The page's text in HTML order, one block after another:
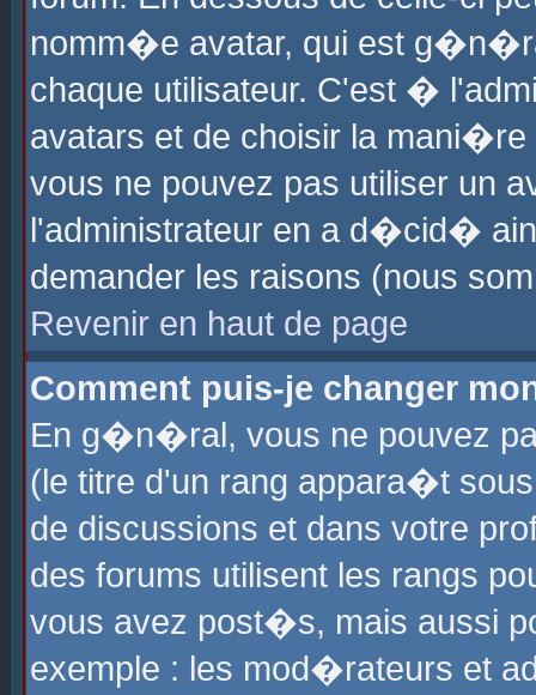
nomm�e avatar, qui est
chaque utilisateur. C'est �
avatars et de choisir la
vous ne pouvez pas utiliser un
l'administrateur en a d�cid�
demander les raisons (nous
Revenir en haut de page
Comment puis-je changer
En g�n�ral, vous ne pouvez
(le titre d'un rang appara�t
de discussions et dans votre
des forums utilisent les rangs
vous avez post�s, mais aussi
exemple : les mod�rateurs et